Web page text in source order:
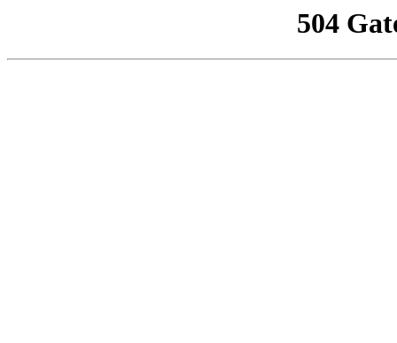
504